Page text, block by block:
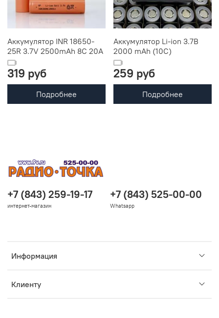
Аккумулятор INR 18650-
25R 3.7V 2500mAh 8С 20A
319 руб
Подробнее
Аккумулятор Li-ion 3.7В
2000 mAh (10С)
259 руб
Подробнее
Информация
Клиенту
+7 (843) 259-19-17
интернет-магазин
+7 (843) 525-00-00
Whatsapp